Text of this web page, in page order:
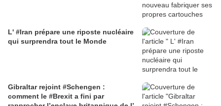
L' #Iran prépare une riposte nucléaire
qui surprendra tout le Monde
Gibraltar rejoint #Schengen :
comment le #Brexit a fini par